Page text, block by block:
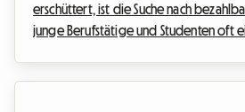
erschüttert, ist die Suche nach
junge Berufstätige und Studenten oft